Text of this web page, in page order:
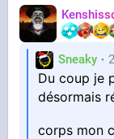
Sneaky
Du coup je
désormais
corps mon